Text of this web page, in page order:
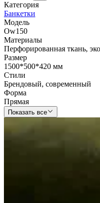
Категория
Банкетки
Модель
Ow150
Материалы
Перфорированная ткань,
Размер
1500*500*420 мм
Стили
Брендовый, современный
Форма
Прямая
Показать все